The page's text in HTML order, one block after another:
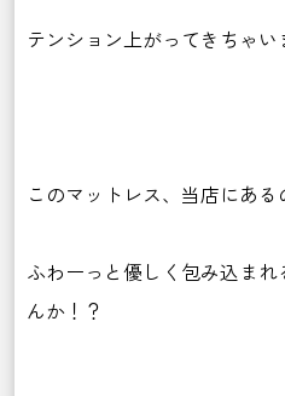
テンション上がってきちゃい
このマットレス、当店にある
ふわーっと優しく包み込ま
んか！？